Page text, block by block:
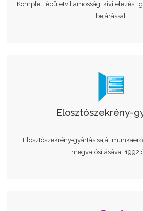
Komplett épületvillamossági kivitelezés,
bejárással.
Elosztószekrény-
Elosztószekrény-gyártás saját
megvalósításával 1992